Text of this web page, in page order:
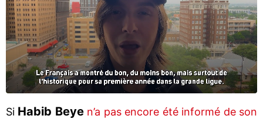
Si Habib Beye n’a pas encore été informé de son